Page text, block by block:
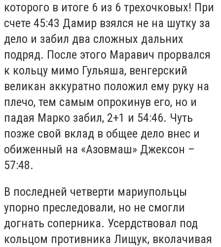
которого в итоге 6 из 6 трехочковых! При
счете 45:43 Дамир взялся не на шутку за
дело и забил два сложных дальних
подряд. После этого Маравич прорвался
к кольцу мимо Гульяша, венгерский
великан аккуратно положил ему руку на
плечо, тем самым опрокинув его, но и
падая Марко забил, 2+1 и 54:46. Чуть
позже свой вклад в общее дело внес и
обиженный на «Азовмаш» Джексон –
57:48.
В последней четверти мариупольцы
упорно преследовали, но не смогли
догнать соперника. Усердствовал под
кольцом противника Лищук, вколачивая